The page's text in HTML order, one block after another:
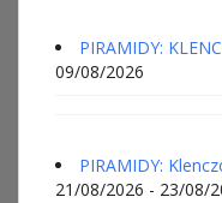
PIRAMIDY:
09/08/2026
PIRAMIDY:
21/08/2026 - 23/08/